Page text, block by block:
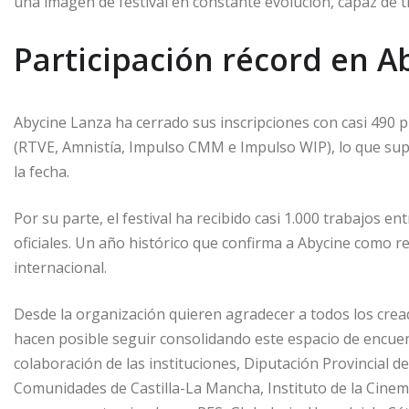
Participación récord en
Abycine Lanza ha cerrado sus inscripciones con casi
(RTVE, Amnistía, Impulso CMM e Impulso WIP), lo que
la fecha.
Por su parte, el festival ha recibido casi 1.000 trabajos
oficiales. Un año histórico que confirma a Abycine como
internacional.
Desde la organización quieren agradecer a todos los
hacen posible seguir consolidando este espacio de
colaboración de las instituciones, Diputación Provincial
Comunidades de Castilla-La Mancha, Instituto de la